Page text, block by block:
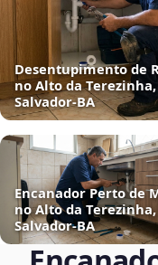
Desentupimento de
no Alto da Terezinha,
Salvador‑BA
Encanador Perto de
no Alto da Terezinha,
Salvador‑BA